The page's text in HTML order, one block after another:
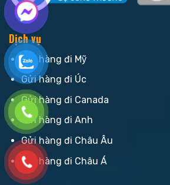
Dịch vụ
Gửi hàng đi Mỹ
Gửi hàng đi Úc
Gửi hàng đi Canada
Gửi hàng đi Anh
Gửi hàng đi Châu Âu
Gửi hàng đi Châu Á